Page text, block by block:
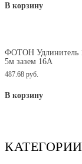
В корзину
ФОТОН Удлинитель
5м зазем 16А
487.68 руб.
В корзину
КАТЕГОРИИ